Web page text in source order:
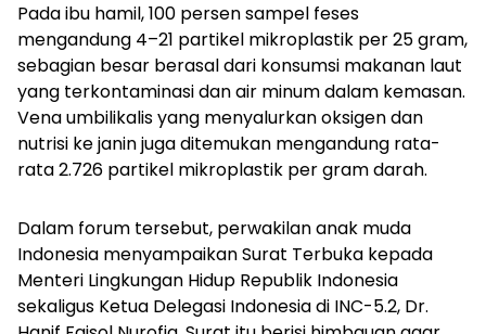
Pada ibu hamil, 100 persen sampel feses
mengandung 4–21 partikel mikroplastik per 25 gram,
sebagian besar berasal dari konsumsi makanan laut
yang terkontaminasi dan air minum dalam kemasan.
Vena umbilikalis yang menyalurkan oksigen dan
nutrisi ke janin juga ditemukan mengandung rata-
rata 2.726 partikel mikroplastik per gram darah.
Dalam forum tersebut, perwakilan anak muda
Indonesia menyampaikan Surat Terbuka kepada
Menteri Lingkungan Hidup Republik Indonesia
sekaligus Ketua Delegasi Indonesia di INC-5.2, Dr.